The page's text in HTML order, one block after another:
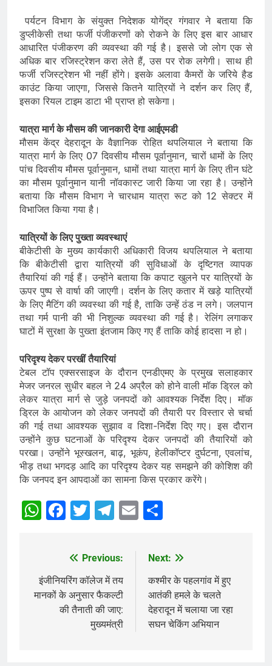
पर्यटन विभाग के संयुक्त निदेशक योगेंद्र गंगवार ने बताया कि
डुप्लीकेसी तथा फर्जी पंजीकरणों को रोकने के लिए इस बार आधार
आधारित पंजीकरण की व्यवस्था की गई है। इससे जो लोग एक से
अधिक बार रजिस्ट्रेशन करा लेते हैं, उस पर रोक लगेगी। साथ ही
फर्जी रजिस्ट्रेशन भी नहीं होंगे। इसके अलावा कैमरों के जरिये हैड
काउंट किया जाएगा, जिससे कितने यात्रियों ने दर्शन कर लिए हैं,
इसका रियल टाइम डाटा भी प्राप्त हो सकेगा।
यात्रा मार्ग के मौसम की जानकारी देगा आईएमडी
मौसम केंद्र देहरादून के वैज्ञानिक रोहित थपलियाल ने बताया कि
यात्रा मार्ग के लिए 07 दिवसीय मौसम पूर्वानुमान, चारों धामों के लिए
पांच दिवसीय मौमस पूर्वानुमान, धामों तथा यात्रा मार्ग के लिए तीन घंटे
का मौसम पूर्वानुमान यानी नॉवकास्ट जारी किया जा रहा है। उन्होंने
बताया कि मौसम विभाग ने चारधाम यात्रा रूट को 12 सेक्टर में
विभाजित किया गया है।
यात्रियों के लिए पुख्ता व्यवस्थाएं
बीकेटीसी के मुख्य कार्यकारी अधिकारी विजय थपलियाल ने बताया
कि बीकेटीसी द्वारा यात्रियों की सुविधाओं के दृष्टिगत व्यापक
तैयारियां की गई हैं। उन्होंने बताया कि कपाट खुलने पर यात्रियों के
ऊपर पुष्प से वार्षा की जाएगी। दर्शन के लिए कतार में खड़े यात्रियों
के लिए मैटिंग की व्यवस्था की गई है, ताकि उन्हें ठंड न लगे। जलपान
तथा गर्म पानी की भी निशुल्क व्यवस्था की गई है। रेलिंग लगाकर
घाटों में सुरक्षा के पुख्ता इंतजाम किए गए हैं ताकि कोई हादसा न हो।
परिदृश्य देकर परखीं तैयारियां
टेबल टॉप एक्सरसाइज के दौरान एनडीएमए के प्रमुख सलाहकार
मेजर जनरल सुधीर बहल ने 24 अप्रैल को होने वाली मॉक ड्रिल को
लेकर यात्रा मार्ग से जुड़े जनपदों को आवश्यक निर्देश दिए। मॉक
ड्रिल के आयोजन को लेकर जनपदों की तैयारी पर विस्तार से चर्चा
की गई तथा आवश्यक सुझाव व दिशा-निर्देश दिए गए। इस दौरान
उन्होंने कुछ घटनाओं के परिदृश्य देकर जनपदों की तैयारियों को
परखा। उन्होंने भूस्खलन, बाढ़, भूकंप, हेलीकॉप्टर दुर्घटना, एवलांच,
भीड़ तथा भगदड़ आदि का परिदृश्य देकर यह समझने की कोशिश की
कि जनपद इन आपदाओं का सामना किस प्रकार करेंगे।
WhatsApp
Facebook
Twitter
Telegram
Email
navigation
Previous:
इंजीनियरिंग कॉलेज में तय
मानकों के अनुसार फैकल्टी
की तैनाती की जाए:
मुख्यमंत्री
Next:
कश्मीर के पहलगांव में हुए
आतंकी हमले के चलते
देहरादून में चलाया जा रहा
सघन चेकिंग अभियान